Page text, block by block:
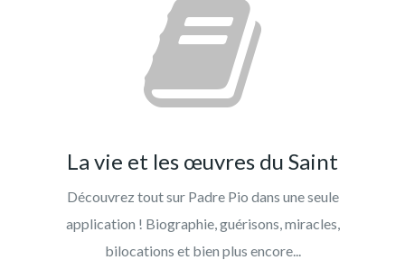
La vie et les œuvres du Saint
Découvrez tout sur Padre Pio dans une seule
application ! Biographie, guérisons, miracles,
bilocations et bien plus encore...